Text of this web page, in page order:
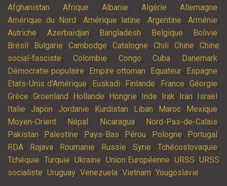
Afghanistan, Afrique, Albanie, Algérie, Allemagne,
Amérique du Nord , Amérique latine, Argentine, Arménie,
Autriche, Azerbaïdjan, Bangladesh, Belgique, Bolivie,
Brésil , Bulgarie, Cambodge, Catalogne, Chili, Chine, Chine
social-fasciste, Colombie, Congo,Cuba, Danemark,
Démocratie populaire, Empire ottoman, Equateur, Espagne,
Etats-Unis d'Amérique, Euskadi, Finlande, France,Géorgie,
Grèce, Groenland , Hollande, Hongrie, Inde, Irak, Iran, Israël ,
Italie, Japon, Jordanie, Kurdistan, Liban, Maroc, Mexique,
Moyen-Orient, Népal , Nicaragua, Nord-Pas-de-Calais,
Pakistan, Palestine, Pays-Bas, Pérou, Pologne, Portugal ,
RDA, Rojava, Roumanie, Russie, Syrie, Tchécoslovaquie,
Tchéquie,Turquie,Ukraine, Union Européenne, URSS,URSS
socialiste, Uruguay, Venezuela, Vietnam, Yougoslavie,